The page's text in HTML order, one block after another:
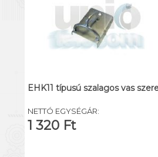
EHK11 típusú szalagos vas
NETTÓ EGYSÉGÁR:
1 320 Ft